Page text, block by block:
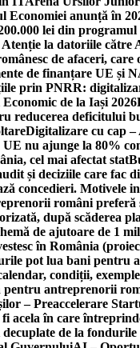
Economiei anunță în
lei din programul
la datoriile către
de afaceri,
de finanțare UE și
prin PNRR:
de la Iași 2026
reducerea deficitului
Digitalizare cu cap
nu ajunge la 80%
cel mai afectat stat
și deciziile care fac
concedieri. Motivele
români preferă
după scăderea
de ajutoare de 1
în România
pot lua bani pentru
condiții,
pentru antreprenorii
– Preaccelerare
acela în care
de la fondurile